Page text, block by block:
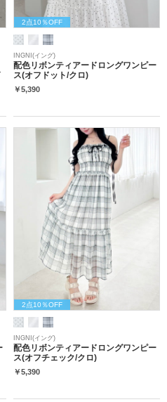
2点10％OFF
INGNI(イング)
配色リボンティアードロングワンピー
ス(オフドット/クロ)
￥5,390
2点10％OFF
INGNI(イング)
配色リボンティアードロングワンピー
ス(オフチェック/クロ)
￥5,390